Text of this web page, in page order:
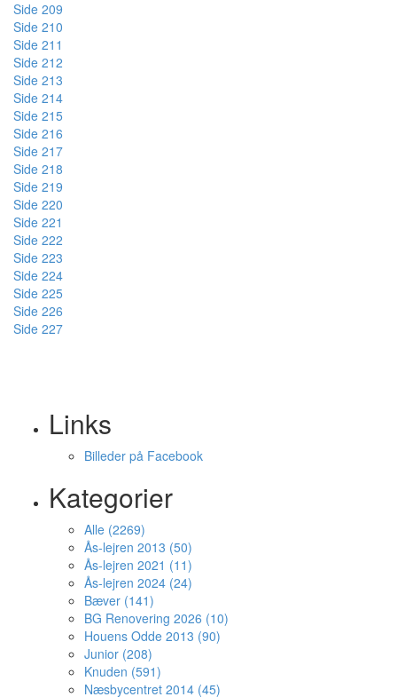
Side 209
Side 210
Side 211
Side 212
Side 213
Side 214
Side 215
Side 216
Side 217
Side 218
Side 219
Side 220
Side 221
Side 222
Side 223
Side 224
Side 225
Side 226
Side 227
Links
Billeder på Facebook
Kategorier
Alle (2269)
Ås-lejren 2013 (50)
Ås-lejren 2021 (11)
Ås-lejren 2024 (24)
Bæver (141)
BG Renovering 2026 (10)
Houens Odde 2013 (90)
Junior (208)
Knuden (591)
Næsbycentret 2014 (45)